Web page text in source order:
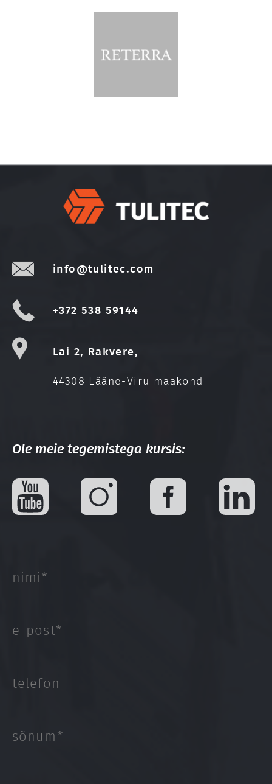
info@tulitec.com
+372 538 59144
Lai 2, Rakvere,
44308 Lääne-Viru maakond
Ole meie tegemistega kursis: